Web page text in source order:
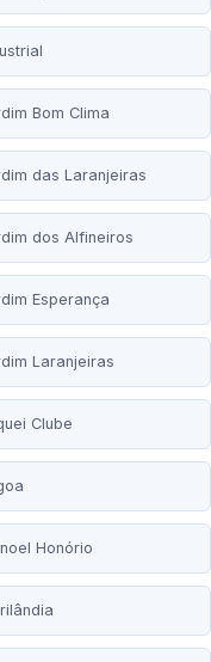
Bom Clima
das Laranjeiras
dos Alfineiros
Esperança
Laranjeiras
Clube
Honório